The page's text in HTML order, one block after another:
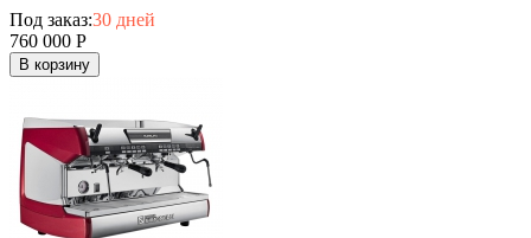
Под заказ:30 дней
760 000 Р
В корзину